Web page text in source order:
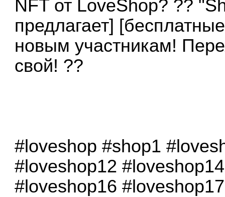
NFT от LoveShop? ??
предлагает]
новым участникам!
свой! ??
#loveshop #shop1
#loveshop12
#loveshop16